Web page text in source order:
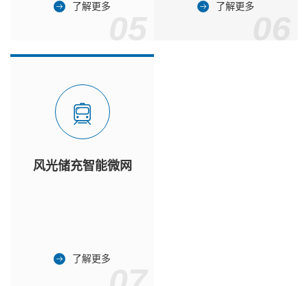
了解更多 了解更多
风光储充智能微网
了解更多